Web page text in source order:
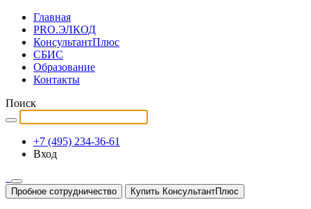
Главная
PRO.ЭЛКОД
КонсультантПлюс
СБИС
Образование
Контакты
Поиск
+7 (495) 234-36-61
Вход
Пробное сотрудничество Купить КонсультантПлюс